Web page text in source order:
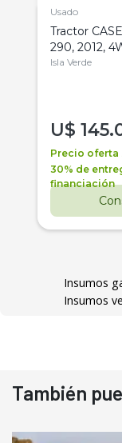
Usado
Tractor
290, 2012,
Isla Verde
U$
Precio oferta
30% de
financiación
Insumos
Insumos
También